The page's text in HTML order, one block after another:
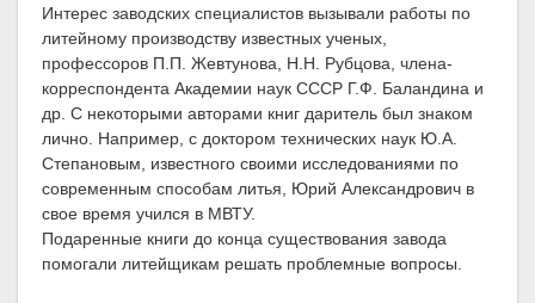
Интерес заводских специалистов вызывали работы по
литейному производству известных ученых,
профессоров П.П. Жевтунова, Н.Н. Рубцова, члена-
корреспондента Академии наук СССР Г.Ф. Баландина и
др. С некоторыми авторами книг даритель был знаком
лично. Например, с доктором технических наук Ю.А.
Степановым, известного своими исследованиями по
современным способам литья, Юрий Александрович в
свое время учился в МВТУ.
Подаренные книги до конца существования завода
помогали литейщикам решать проблемные вопросы.